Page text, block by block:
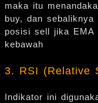
maka itu
buy, dan
posisi sell jika EMA
kebawah
3. RSI (Relative
Indikator ini